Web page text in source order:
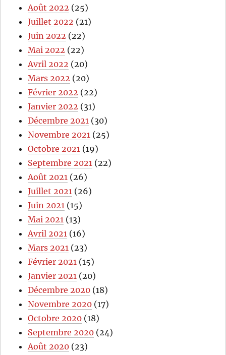
Août 2022 (25)
Juillet 2022 (21)
Juin 2022 (22)
Mai 2022 (22)
Avril 2022 (20)
Mars 2022 (20)
Février 2022 (22)
Janvier 2022 (31)
Décembre 2021 (30)
Novembre 2021 (25)
Octobre 2021 (19)
Septembre 2021 (22)
Août 2021 (26)
Juillet 2021 (26)
Juin 2021 (15)
Mai 2021 (13)
Avril 2021 (16)
Mars 2021 (23)
Février 2021 (15)
Janvier 2021 (20)
Décembre 2020 (18)
Novembre 2020 (17)
Octobre 2020 (18)
Septembre 2020 (24)
Août 2020 (23)